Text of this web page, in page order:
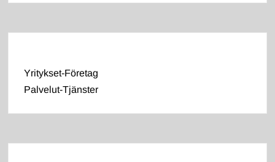
Yritykset-Företag
Palvelut-Tjänster